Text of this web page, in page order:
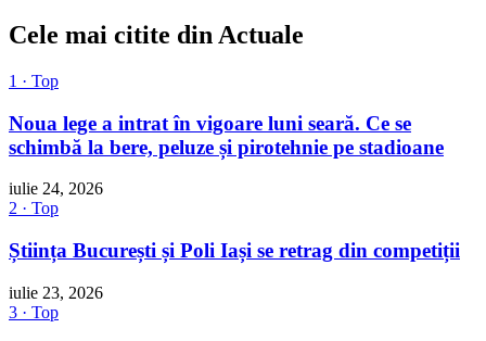
Cele mai citite din Actuale
1 · Top
Noua lege a intrat în vigoare luni seară. Ce se
schimbă la bere, peluze și pirotehnie pe stadioane
iulie 24, 2026
2 · Top
Știința București și Poli Iași se retrag din competiții
iulie 23, 2026
3 · Top